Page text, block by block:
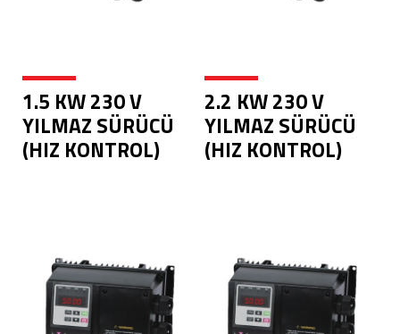
1.5 KW 230 V
YILMAZ SÜRÜCÜ
(HIZ KONTROL)
2.2 KW 230 V
YILMAZ SÜRÜCÜ
(HIZ KONTROL)